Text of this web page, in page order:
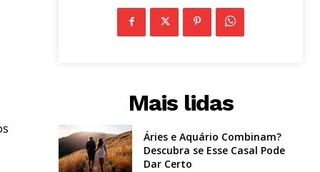
Mais lidas
Áries e Aquário Combinam?
Descubra se Esse Casal Pode
Dar Certo